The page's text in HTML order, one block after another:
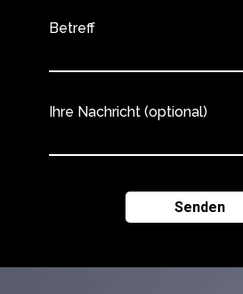
Betreff
Ihre Nachricht (optional)